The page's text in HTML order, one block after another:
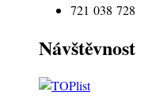
721 038 728
Návštěvnost